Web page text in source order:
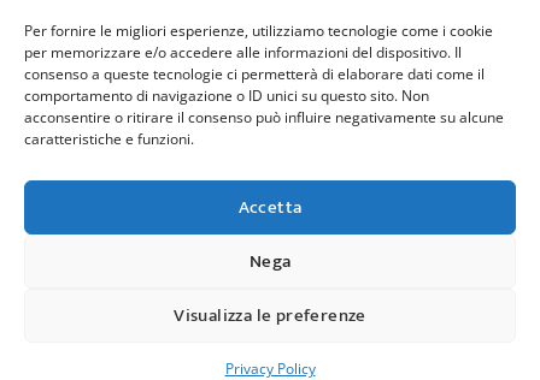
Per fornire le migliori esperienze, utilizziamo tecnologie come i cookie
per memorizzare e/o accedere alle informazioni del dispositivo. Il
consenso a queste tecnologie ci permetterà di elaborare dati come il
comportamento di navigazione o ID unici su questo sito. Non
acconsentire o ritirare il consenso può influire negativamente su alcune
caratteristiche e funzioni.
Accetta
Nega
Visualizza le preferenze
Privacy Policy
DRUGE STRANI